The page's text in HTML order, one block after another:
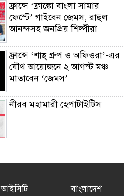
ফ্রান্সে ‘ফ্রাঙ্কো বাংলা সামার
ফেস্টে’ গাইবেন জেমস, রাহুল
আনন্দসহ জনপ্রিয় শিল্পীরা
ফ্রান্সে ‘শাহ্ গ্রুপ ও অফিওরা’-এর
যৌথ আয়োজনে ২ আগস্ট মঞ্চ
মাতাবেন ‘জেমস’
নীরব মহামারী হেপাটাইটিস
এর সম্পূর্ণ বিনামূল্যের সুশি
আইসিটি
বাংলাদেশ